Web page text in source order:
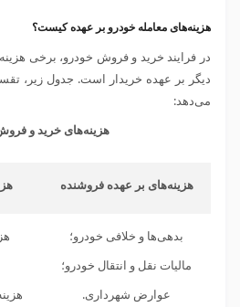
هزینه‌های معامله خودرو بر عهده کیست؟
در فرایند خرید و فروش خودرو، برخی
دیگر بر عهده خریدار است. جدول زیر،
می‌دهد:
هزینه‌های خرید و
هزینه‌های بر عهده فروشنده
بدهی‌ها و خلافی خودرو؛
مالیات نقل و انتقال خودرو؛
عوارض شهرداری.